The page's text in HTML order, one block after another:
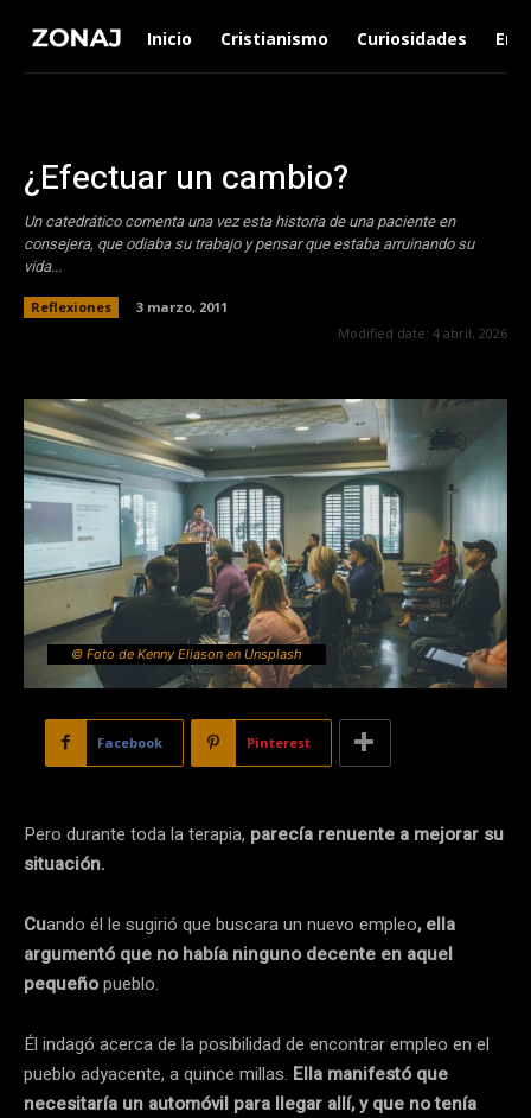
Inicio Cristianismo Curiosidades
¿Efectuar un cambio?
Un catedrático comenta una vez esta historia de una paciente en
consejer­a, que odiaba su trabajo y pensar que estaba arruinando su
vida...
Reflexiones
3 marzo, 2011
Modified date: 4 abril, 2026
© Foto de Kenny Eliason en Unsplash
Facebook Pinterest
Pero durante toda la terapia, parecía renuente a mejorar su
situación.
Cuando él le sugirió que buscara un nuevo empleo, ella
argumentó que no había ninguno decente en aquel
pequeñopueblo.
Él indagó acerca de la posibilidad de encontrar empleo en el
pueblo adyacente, a quince millas. Ella manifestó que
necesitaría un automóvil para llegar allí, y que no tenía